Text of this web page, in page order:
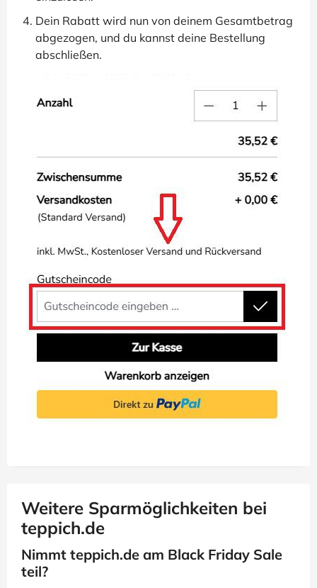
Dein Rabatt wird nun von deinem Gesamtbetrag
abgezogen, und du kannst deine Bestellung
abschließen.
Weitere Sparmöglichkeiten bei
teppich.de
Nimmt teppich.de am Black Friday Sale
teil?